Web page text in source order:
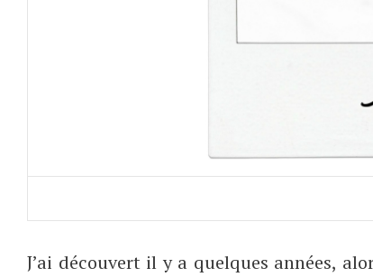
J’ai découvert il y a quelques années,